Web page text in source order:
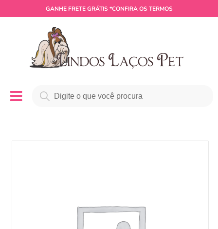
GANHE FRETE GRÁTIS *CONFIRA OS TERMOS